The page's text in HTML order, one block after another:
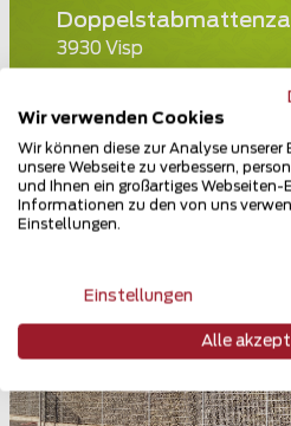
3930 Visp
Wir verwenden Cookies
Wir können diese zur Analyse
unsere Webseite zu verbessern,
und Ihnen ein großartiges Webseiten-
Informationen zu den von uns
Einstellungen.
Einstellungen
Alle